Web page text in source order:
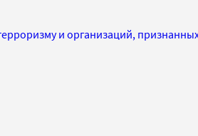
и организаций,